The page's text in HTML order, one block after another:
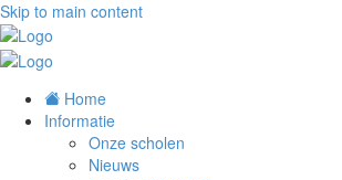
Skip to main content
Home
Informatie
Onze scholen
Nieuws